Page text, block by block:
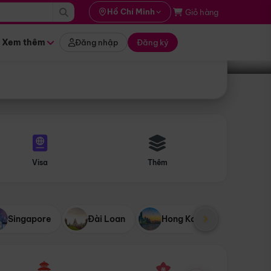
Hồ Chí Minh Giỏ hàng
Xem thêm Đăng nhập Đăng ký
Tìm tour
Visa Thêm
Singapore Đài Loan Hong Kong